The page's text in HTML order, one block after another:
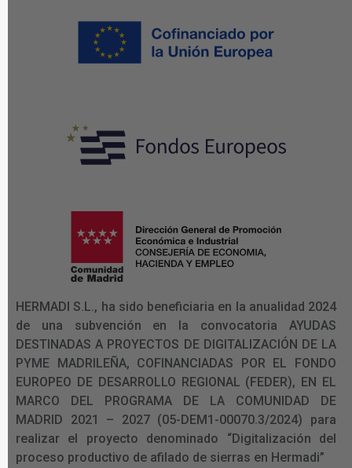
HERMADI S.L., ha sido beneficiaria en la anualidad 2024
de una subvención en la convocatoria AYUDAS
DESTINADAS A PROYECTOS DE DIGITALIZACIÓN DE LA
PYME MADRILEÑA, COFINANCIADAS POR EL FONDO
EUROPEO DE DESARROLLO REGIONAL (FEDER), EN EL
MARCO DEL PROGRAMA DE LA COMUNIDAD DE
MADRID 2021 – 2027 (05-DEM1-00070.3/2024) para
realizar el proyecto denominado “Digitalización del
proceso productivo de afilado de sierras en Hermadi”